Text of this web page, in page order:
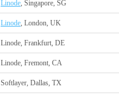
Linode, Singapore, SG
Linode, London, UK
Linode, Frankfurt, DE
Linode, Fremont, CA
Softlayer, Dallas, TX